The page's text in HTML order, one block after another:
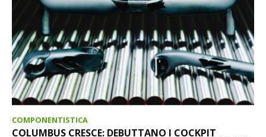
COMPONENTISTICA
COLUMBUS CRESCE: DEBUTTANO I COCKPIT